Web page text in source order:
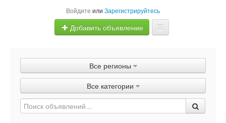
Войдите или Зарегистрируйтесь
Добавить объявление
Объявления
Быстрая продажа
Все регионы
Все категории